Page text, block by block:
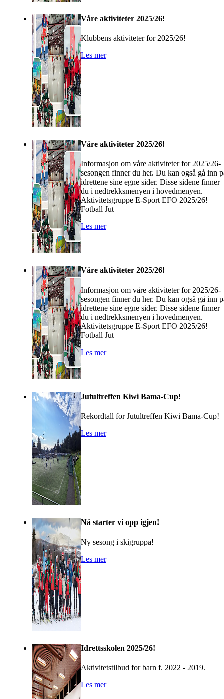
Våre aktiviteter 2025/26!
Klubbens aktiviteter for 2025/26!
Les mer
Våre aktiviteter 2025/26!
Informasjon om våre aktiviteter for 2025/26-
sesongen finner du her. Du kan også gå inn
idrettene sine egne sider. Disse sidene finner
du i nedtrekksmenyen i hovedmenyen.
Aktivitetsgruppe E-Sport EFO 2025/26!
Fotball Jut
Les mer
Våre aktiviteter 2025/26!
Informasjon om våre aktiviteter for 2025/26-
sesongen finner du her. Du kan også gå inn
idrettene sine egne sider. Disse sidene finner
du i nedtrekksmenyen i hovedmenyen.
Aktivitetsgruppe E-Sport EFO 2025/26!
Fotball Jut
Les mer
Jutultreffen Kiwi Bama-Cup!
Rekordtall for Jutultreffen Kiwi Bama-Cup!
Les mer
Nå starter vi opp igjen!
Ny sesong i skigruppa!
Les mer
Idrettsskolen 2025/26!
Aktivitetstilbud for barn f. 2022 - 2019.
Les mer